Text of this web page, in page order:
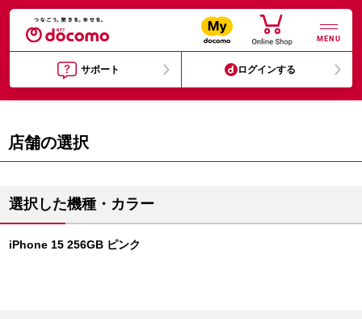
MENU
サポート ログインする
店舗の選択
選択した機種・カラー
iPhone 15 256GB ピンク